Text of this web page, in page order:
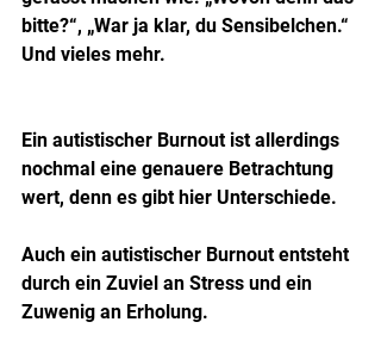
bitte?“, „War ja klar, du Sensibelchen.“
Und vieles mehr.
Ein autistischer Burnout ist allerdings
nochmal eine genauere Betrachtung
wert, denn es gibt hier Unterschiede.
Auch ein autistischer Burnout entsteht
durch ein Zuviel an Stress und ein
Zuwenig an Erholung.